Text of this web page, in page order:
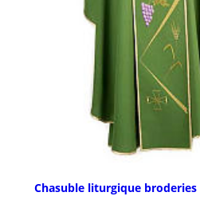
Chasuble liturgique broderies